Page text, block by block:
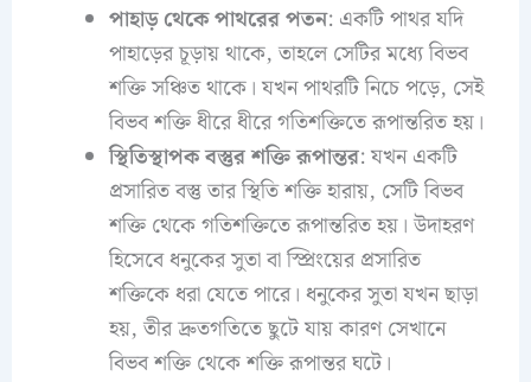
পাহাড় থেকে পাথরের পতন: একটি পাথর যদি
পাহাড়ের চূড়ায় থাকে, তাহলে সেটির মধ্যে বিভব
শক্তি সঞ্চিত থাকে। যখন পাথরটি নিচে পড়ে, সেই
বিভব শক্তি ধীরে ধীরে গতিশক্তিতে রূপান্তরিত হয়।
স্থিতিস্থাপক বস্তুর শক্তি রূপান্তর: যখন একটি
প্রসারিত বস্তু তার স্থিতি শক্তি হারায়, সেটি বিভব
শক্তি থেকে গতিশক্তিতে রূপান্তরিত হয়। উদাহরণ
হিসেবে ধনুকের সুতা বা স্প্রিংয়ের প্রসারিত
শক্তিকে ধরা যেতে পারে। ধনুকের সুতা যখন ছাড়া
হয়, তীর দ্রুতগতিতে ছুটে যায় কারণ সেখানে
বিভব শক্তি থেকে শক্তি রূপান্তর ঘটে।